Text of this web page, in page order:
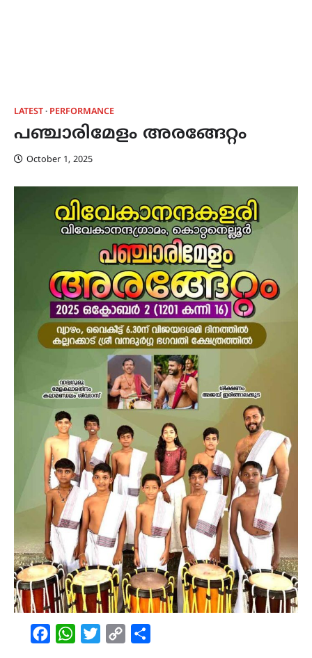
LATEST PERFORMANCE
പഞ്ചാരിമേളം അരങ്ങേറ്റം
October 1, 2025
FacebookWhatsAppTwitterCopy